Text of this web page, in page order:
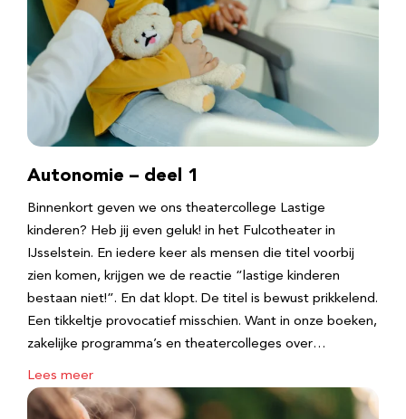
Autonomie – deel 1
Binnenkort geven we ons theatercollege Lastige
kinderen? Heb jij even geluk! in het Fulcotheater in
IJsselstein. En iedere keer als mensen die titel voorbij
zien komen, krijgen we de reactie “lastige kinderen
bestaan niet!”. En dat klopt. De titel is bewust prikkelend.
Een tikkeltje provocatief misschien. Want in onze boeken,
zakelijke programma’s en theatercolleges over…
Lees meer